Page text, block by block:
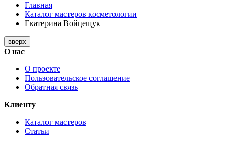
Главная
Каталог мастеров косметологии
Екатерина Войцещук
вверх
О нас
О проекте
Пользовательское соглашение
Обратная связь
Клиенту
Каталог мастеров
Статьи